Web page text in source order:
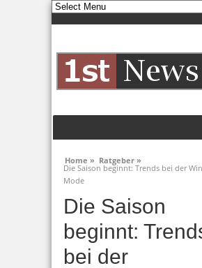
Home » Ratgeber »
Die Saison beginnt: Trends bei der
Mode
Die Saison
beginnt:
bei der